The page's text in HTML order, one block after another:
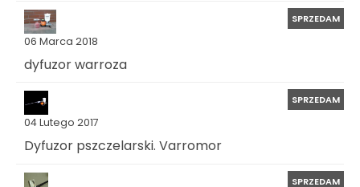
06 Marca 2018
SPRZEDAM
dyfuzor warroza
04 Lutego 2017
SPRZEDAM
Dyfuzor pszczelarski. Varromor
SPRZEDAM